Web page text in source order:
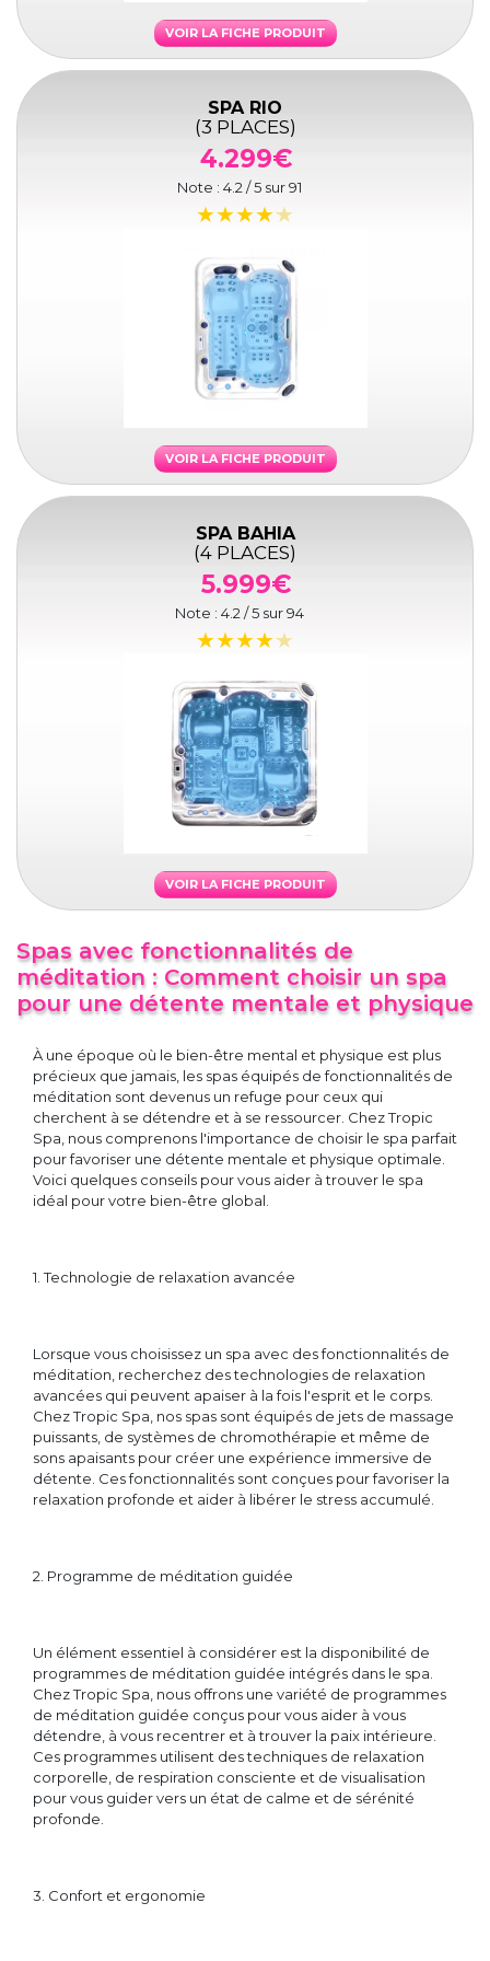
VOIR LA FICHE PRODUIT
SPA RIO
(3 PLACES)
4.299€
Note : 4.2 / 5 sur91
VOIR LA FICHE PRODUIT
SPA BAHIA
(4 PLACES)
5.999€
Note : 4.2 / 5 sur94
VOIR LA FICHE PRODUIT
Spas avec fonctionnalités de
méditation : Comment choisir un spa
pour une détente mentale et physique
À une époque où le bien-être mental et physique est plus
précieux que jamais, les spas équipés de fonctionnalités de
méditation sont devenus un refuge pour ceux qui
cherchent à se détendre et à se ressourcer. Chez Tropic
Spa, nous comprenons l'importance de choisir le spa parfait
pour favoriser une détente mentale et physique optimale.
Voici quelques conseils pour vous aider à trouver le spa
idéal pour votre bien-être global.
1. Technologie de relaxation avancée
Lorsque vous choisissez un spa avec des fonctionnalités de
méditation, recherchez des technologies de relaxation
avancées qui peuvent apaiser à la fois l'esprit et le corps.
Chez Tropic Spa, nos spas sont équipés de jets de massage
puissants, de systèmes de chromothérapie et même de
sons apaisants pour créer une expérience immersive de
détente. Ces fonctionnalités sont conçues pour favoriser la
relaxation profonde et aider à libérer le stress accumulé.
2. Programme de méditation guidée
Un élément essentiel à considérer est la disponibilité de
programmes de méditation guidée intégrés dans le spa.
Chez Tropic Spa, nous offrons une variété de programmes
de méditation guidée conçus pour vous aider à vous
détendre, à vous recentrer et à trouver la paix intérieure.
Ces programmes utilisent des techniques de relaxation
corporelle, de respiration consciente et de visualisation
pour vous guider vers un état de calme et de sérénité
profonde.
3. Confort et ergonomie